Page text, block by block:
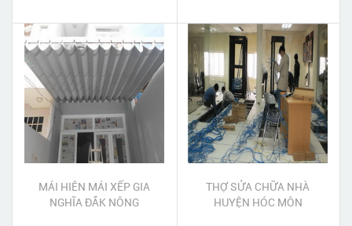
MÁI HIÊN MÁI XẾP GIA
NGHĨA ĐẮK NÔNG
THỢ SỬA CHỮA NHÀ
HUYỆN HÓC MÔN